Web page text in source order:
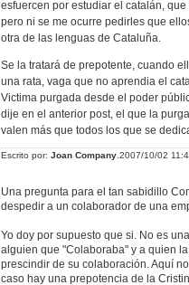
esfuercen por estudiar el catalán,
pero ni se me ocurre pedirles que
otra de las lenguas de Cataluña.
Se la tratará de prepotente, cuando
una rata, vaga que no aprendia el
Victima purgada desde el poder
dije en el anterior post, el que la
valen más que todos los que se
Escrito por: Joan Company .2007/10/02
Una pregunta para el tan sabidillo
despedir a un colaborador de una
Yo doy por supuesto que si. No es
alguien que "Colaboraba" y a quien
prescindir de su colaboración. Aquí
caso hay una prepotencia de la